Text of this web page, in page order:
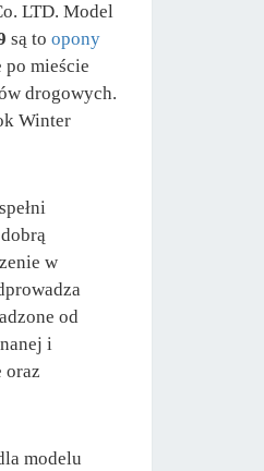
LTD. Model
są to opony
mieście
drogowych.
Winter
w
od
i
oraz
modelu